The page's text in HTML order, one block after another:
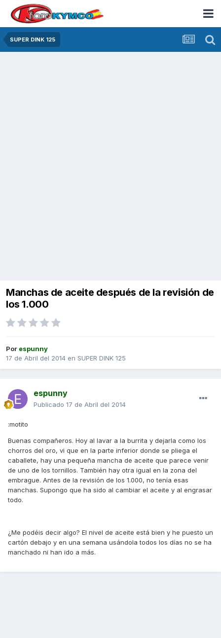
SUPER DINK 125
Manchas de aceite después de la revisión de
los 1.000
Por espunny
17 de Abril del 2014 en SUPER DINK 125
espunny
Publicado 17 de Abril del 2014
:motito
Buenas compañeros. Hoy al lavar a la burrita y dejarla como los
chorros del oro, vi que en la parte inferior donde se pliega el
caballete, hay una pequeña mancha de aceite que parece venir
de uno de los tornillos. También hay otra igual en la zona del
embrague. Antes de la revisión de los 1.000, no tenía esas
manchas. Supongo que ha sido al cambiar el aceite y al engrasar
todo.
¿Me podéis decir algo? El nivel de aceite está bien y he puesto un
cartón debajo y en una semana usándola todos los días no se ha
manchado ni han ido a más.